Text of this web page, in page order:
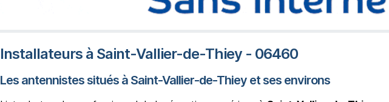
Installateurs à Saint-Vallier-de-Thiey - 06460
Les antennistes situés à Saint-Vallier-de-Thiey et ses environs